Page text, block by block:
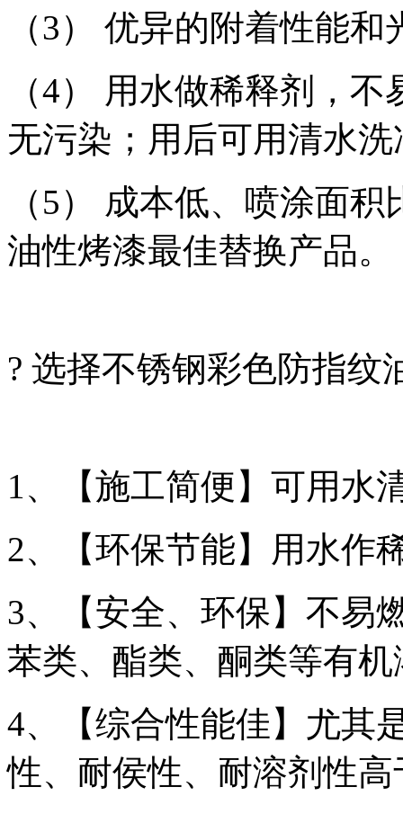
（3） 优异的附着性能
（4） 用水做稀释剂，
无污染；用后可用清水洗
（5） 成本低、喷涂面
油性烤漆最佳替换产品。
? 选择不锈钢彩色防指纹
1、【施工简便】可用水
2、【环保节能】用水作
3、【安全、环保】不易
苯类、酯类、酮类等有
4、【综合性能佳】尤其
性、耐侯性、耐溶剂性